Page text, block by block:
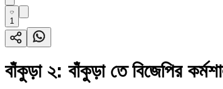
1
বাঁকুড়া ২: বাঁকুড়া তে বিজেপির